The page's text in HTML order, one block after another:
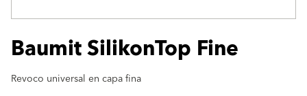
Baumit SilikonTop Fine
Revoco universal en capa fina